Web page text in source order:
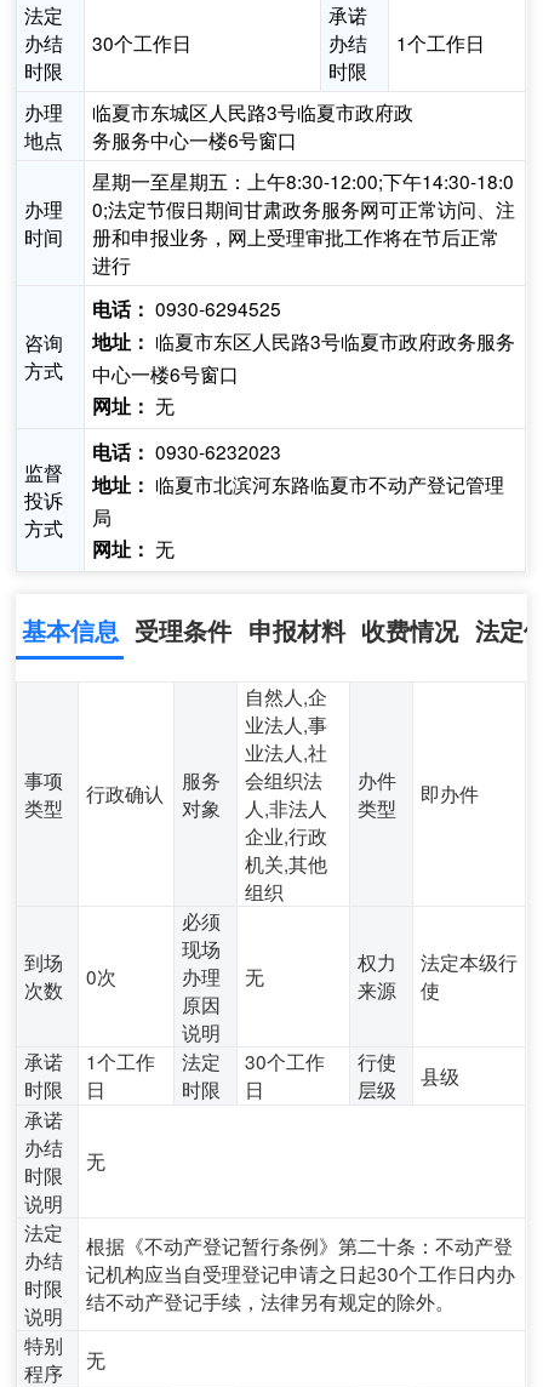
法定
办结
时限
30个工作日
承诺
办结
时限
1个工作日
办理
地点
临夏市东城区人民路3号临夏市政府政
务服务中心一楼6号窗口
办理
时间
星期一至星期五：上午8:30-12:00;下午14:30-18:0
0;法定节假日期间甘肃政务服务网可正常访问、注
册和申报业务，网上受理审批工作将在节后正常
进行
咨询
方式
电话： 0930-6294525
地址： 临夏市东区人民路3号临夏市政府政务服务
中心一楼6号窗口
网址： 无
监督
投诉
方式
电话： 0930-6232023
地址： 临夏市北滨河东路临夏市不动产登记管理
局
网址： 无
基本信息 受理条件 申报材料 收费情况 法定
事项
类型
行政确认
服务
对象
自然人,企
业法人,事
业法人,社
会组织法
人,非法人
企业,行政
机关,其他
组织
办件
类型
即办件
到场
次数
0次
必须
现场
办理
原因
说明
无
权力
来源
法定本级行
使
承诺
时限
1个工作
日
法定
时限
30个工作
日
行使
层级
县级
承诺
办结
时限
说明
无
法定
办结
时限
说明
根据《不动产登记暂行条例》第二十条：不动产登
记机构应当自受理登记申请之日起30个工作日内办
结不动产登记手续，法律另有规定的除外。
特别
程序
无